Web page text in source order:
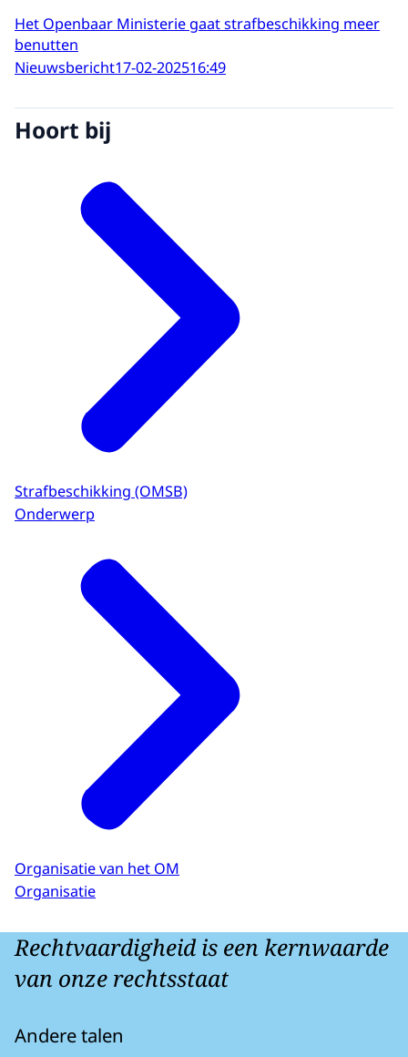
Het Openbaar Ministerie gaat strafbeschikking meer
benutten
Nieuwsbericht17-02-202516:49
Hoort bij
Strafbeschikking (OMSB)
Onderwerp
Organisatie van het OM
Organisatie
Rechtvaardigheid is een kernwaarde
van onze rechtsstaat
Andere talen